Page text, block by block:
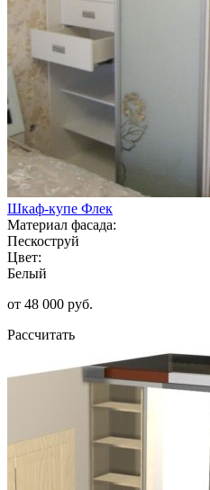
Шкаф-купе Флек
Материал фасада:
Пескоструй
Цвет:
Белый
от 48 000 руб.
Рассчитать